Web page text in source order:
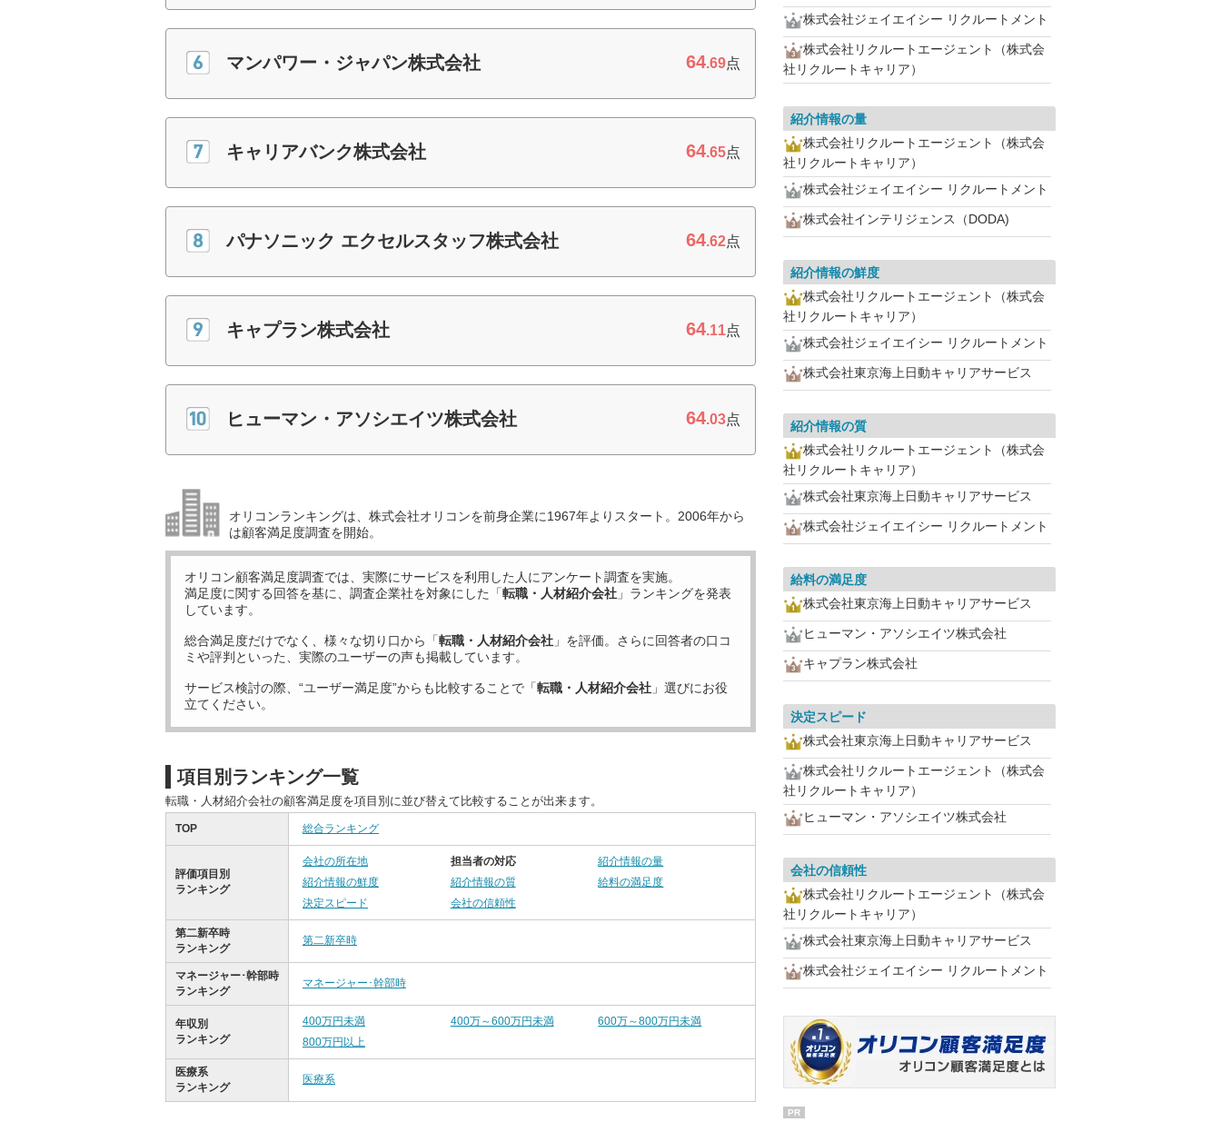
マンパワー・ジャパン株式会社 64.69点
キャリアバンク株式会社 64.65点
パナソニック エクセルスタッフ株式会社 64.62点
キャプラン株式会社 64.11点
ヒューマン・アソシエイツ株式会社 64.03点
オリコンランキングは、株式会社オリコンを前身企業に1967年よりスタート。2006年から
は顧客満足度調査を開始。
オリコン顧客満足度調査では、実際にサービスを利用した 人にアンケート調査を実施。
満足度に関する回答を基に、調査企業社を対象にした「転職・人材紹介会社 」ランキングを発表
しています。
総合満足度だけでなく、様々な切り口から「転職・人材紹介会社 」を評価。さらに回答者の口コ
ミや評判といった、実際のユーザーの声も掲載しています。
サービス検討の際、“ユーザー満足度”からも比較することで「転職・人材紹介会社 」選びにお役
立てください。
項目別ランキング一覧
転職・人材紹介会社の顧客満足度を項目別に並び替えて比較することが出来ます。
TOP 総合ランキング
評価項目別
ランキング
会社の所在地 担当者の対応
紹介情報の量
紹介情報の鮮度
紹介情報の質
給料の満足度
決定スピード
会社の信頼性
第二新卒時
ランキング
第二新卒時
マネージャー･幹部時
ランキング
マネージャー･幹部時
年収別
ランキング
400万円未満 400万～600万円未満
600万～800万円未満
800万円以上
医療系
ランキング
医療系
株式会社ジェイエイシー リクルートメント
株式会社リクルートエージェント（株式会
社リクルートキャリア）
紹介情報の量
株式会社リクルートエージェント（株式会
社リクルートキャリア）
株式会社ジェイエイシー リクルートメント
株式会社インテリジェンス（DODA)
紹介情報の鮮度
株式会社リクルートエージェント（株式会
社リクルートキャリア）
株式会社ジェイエイシー リクルートメント
株式会社東京海上日動キャリアサービス
紹介情報の質
株式会社リクルートエージェント（株式会
社リクルートキャリア）
株式会社東京海上日動キャリアサービス
株式会社ジェイエイシー リクルートメント
給料の満足度
株式会社東京海上日動キャリアサービス
ヒューマン・アソシエイツ株式会社
キャプラン株式会社
決定スピード
株式会社東京海上日動キャリアサービス
株式会社リクルートエージェント（株式会
社リクルートキャリア）
ヒューマン・アソシエイツ株式会社
会社の信頼性
株式会社リクルートエージェント（株式会
社リクルートキャリア）
株式会社東京海上日動キャリアサービス
株式会社ジェイエイシー リクルートメント
PR